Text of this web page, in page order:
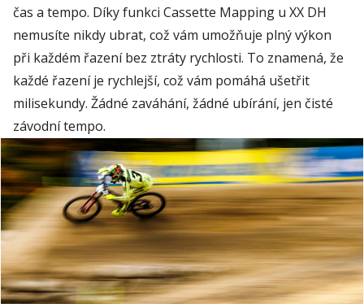
čas a tempo. Díky funkci Cassette Mapping u XX DH
nemusíte nikdy ubrat, což vám umožňuje plný výkon
při každém řazení bez ztráty rychlosti. To znamená, že
každé řazení je rychlejší, což vám pomáhá ušetřit
milisekundy. Žádné zaváhání, žádné ubírání, jen čisté
závodní tempo.